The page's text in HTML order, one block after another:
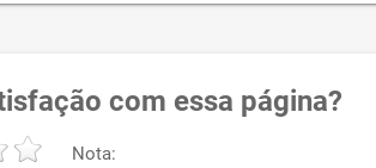
com essa página?
Nota: